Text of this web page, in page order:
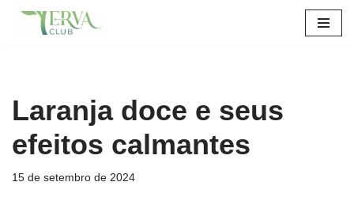
conteúdo
Laranja doce e seus
efeitos calmantes
15 de setembro de 2024